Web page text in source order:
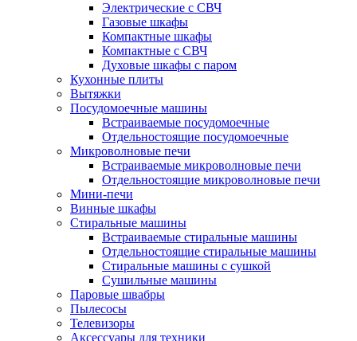
Электрические с СВЧ
Газовые шкафы
Компактные шкафы
Компактные с СВЧ
Духовые шкафы с паром
Кухонные плиты
Вытяжки
Посудомоечные машины
Встраиваемые посудомоечные
Отдельностоящие посудомоечные
Микроволновые печи
Встраиваемые микроволновые печи
Отдельностоящие микроволновые печи
Мини-печи
Винные шкафы
Стиральные машины
Встраиваемые стиральные машины
Отдельностоящие стиральные машины
Стиральные машины с сушкой
Сушильные машины
Паровые швабры
Пылесосы
Телевизоры
Аксессуары для техники